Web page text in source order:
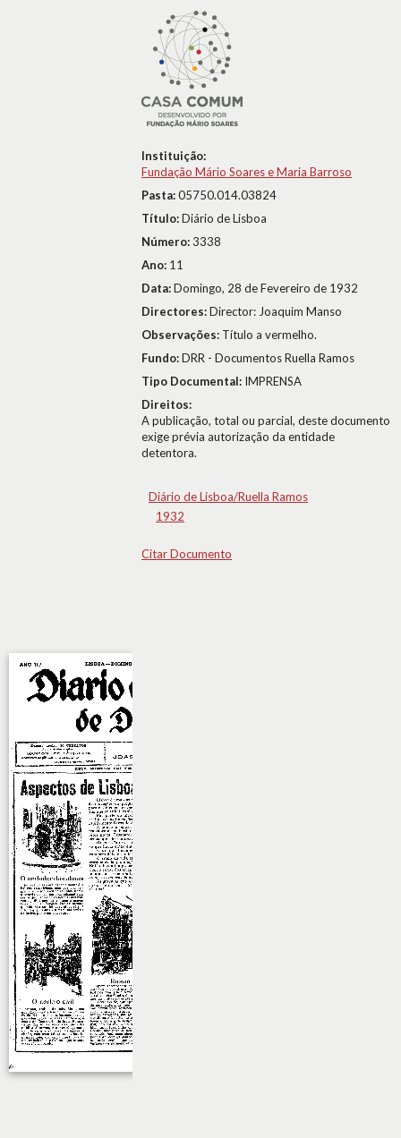
Instituição:
Fundação Mário Soares e Maria Barroso
Pasta:05750.014.03824
Título:Diário de Lisboa
Número:3338
Ano: 11
Data:Domingo, 28 de Fevereiro de 1932
Directores:Director: Joaquim Manso
Observações: Título a vermelho.
Fundo:DRR - Documentos Ruella Ramos
Tipo Documental: IMPRENSA
Direitos:
A publicação, total ou parcial, deste documento
exige prévia autorização da entidade
detentora.
Diário de Lisboa/Ruella Ramos
1932
Citar Documento